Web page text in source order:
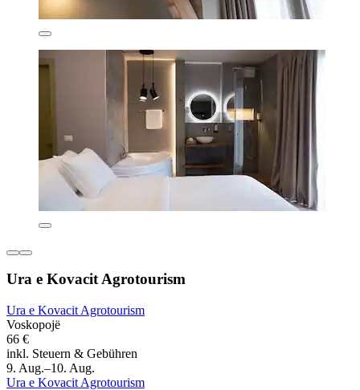
Ura e Kovacit Agrotourism
Ura e Kovacit Agrotourism
Voskopojë
66 €
inkl. Steuern & Gebühren
9. Aug.–10. Aug.
Ura e Kovacit Agrotourism